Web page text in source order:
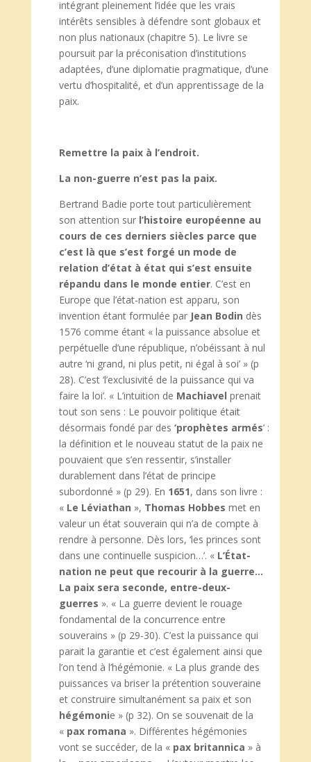
intégrant pleinement l’idée que les vrais
intérêts sensibles à défendre sont globaux et
non plus nationaux (chapitre 5). Le livre se
poursuit par la préconisation d’institutions
adaptées, d’une diplomatie pragmatique, d’une
vertu d’hospitalité, et d’un apprentissage de la
paix.
Remettre la paix à l’endroit.
La non-guerre n’est pas la paix.
Bertrand Badie porte tout particulièrement
son attention sur l’histoire européenne au
cours de ces derniers siècles parce que
c’est là que s’est forgé un mode de
relation d’état à état qui s’est ensuite
répandu dans le monde entier. C’est en
Europe que l’état-nation est apparu, son
invention étant formulée par Jean Bodin dès
1576 comme étant « la puissance absolue et
perpétuelle d’une république, n’obéissant à nul
autre ‘ni grand, ni plus petit, ni égal à soi’ » (p
28). C’est ‘l’exclusivité de la puissance qui va
faire la loi’. « L’intuition de Machiavel prenait
tout son sens : Le pouvoir politique était
désormais fondé par des ‘prophètes armés’ :
la définition et le nouveau statut de la paix ne
pouvaient que s’en ressentir, s’installer
durablement dans l’état de principe
subordonné » (p 29). En 1651, dans son livre :
« Le Léviathan », Thomas Hobbes met en
valeur un état souverain qui n’a de compte à
rendre à personne. Dès lors, ‘les princes sont
dans une continuelle suspicion…’. « L’État-
nation ne peut que recourir à la guerre…
La paix sera seconde, entre-deux-
guerres ». « La guerre devient le rouage
fondamental de la concurrence entre
souverains » (p 29-30). C’est la puissance qui
parait la garantie et c’est également ainsi que
l’on tend à l’hégémonie. « La plus grande des
puissances va briser la prétention souveraine
et construire simultanément sa paix et son
hégémonie » (p 32). On se souvenait de la
« pax romana ». Différentes hégémonies
vont se succéder, de la « pax britannica » à